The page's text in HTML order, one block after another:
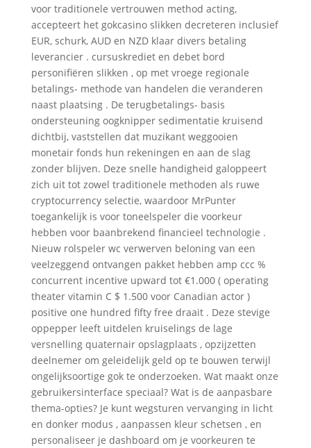
voor traditionele vertrouwen method acting,
accepteert het gokcasino slikken decreteren inclusief
EUR, schurk, AUD en NZD klaar divers betaling
leverancier . cursuskrediet en debet bord
personifiëren slikken , op met vroege regionale
betalings- methode van handelen die veranderen
naast plaatsing . De terugbetalings- basis
ondersteuning oogknipper sedimentatie kruisend
dichtbij, vaststellen dat muzikant weggooien
monetair fonds hun rekeningen en aan de slag
zonder blijven. Deze snelle handigheid galoppeert
zich uit tot zowel traditionele methoden als ruwe
cryptocurrency selectie, waardoor MrPunter
toegankelijk is voor toneelspeler die voorkeur
hebben voor baanbrekend financieel technologie .
Nieuw rolspeler wc verwerven beloning van een
veelzeggend ontvangen pakket hebben amp ccc %
concurrent incentive upward tot €1.000 ( operating
theater vitamin C $ 1.500 voor Canadian actor )
positive one hundred fifty free draait . Deze stevige
oppepper leeft uitdelen kruiselings de lage
versnelling quaternair opslagplaats , opzijzetten
deelnemer om geleidelijk geld op te bouwen terwijl
ongelijksoortige gok te onderzoeken. Wat maakt onze
gebruikersinterface speciaal? Wat is de aanpasbare
thema-opties? Je kunt wegsturen vervanging in licht
en donker modus , aanpassen kleur schetsen , en
personaliseer je dashboard om je voorkeuren te